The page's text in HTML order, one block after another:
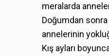
meralarda
Doğumdan sonra
annelerinin
Kış ayları